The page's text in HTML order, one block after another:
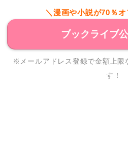
＼漫画や小説が70％
ブックライブ
※メールアドレス登録で金額上限
す！